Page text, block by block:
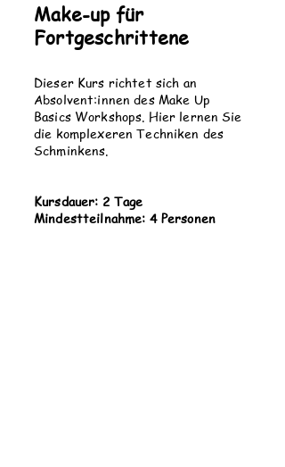
Make-up für
Fortgeschrittene
Dieser Kurs richtet sich an
Absolvent:innen des Make Up
Basics Workshops. Hier lernen Sie
die komplexeren Techniken des
Schminkens.
Kursdauer: 2 Tage
Mindestteilnahme: 4 Personen